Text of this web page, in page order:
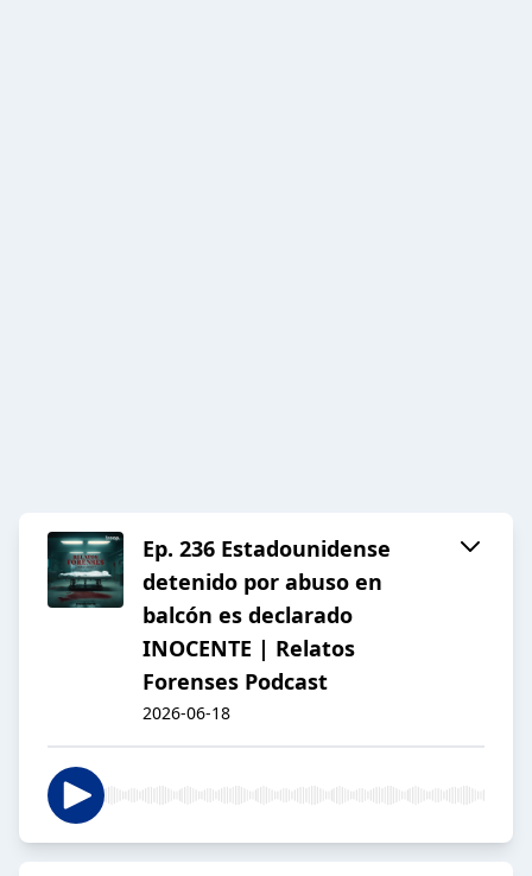
Ep. 236 Estadounidense
detenido por abuso en
balcón es declarado
INOCENTE | Relatos
Forenses Podcast
2026-06-18